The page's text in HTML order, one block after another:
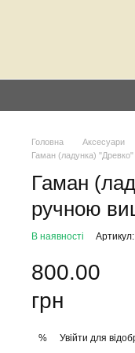
Головна Аксесуари
Гаман (ладунка)
Гаман
ручною
В наявності
800.00
грн
% Увійти для